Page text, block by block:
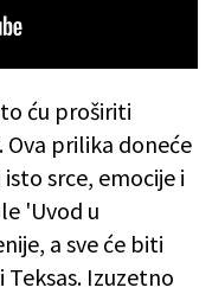
ću proširiti
prilika doneće
srce, emocije i
'Uvod u
a sve će biti
Izuzetno